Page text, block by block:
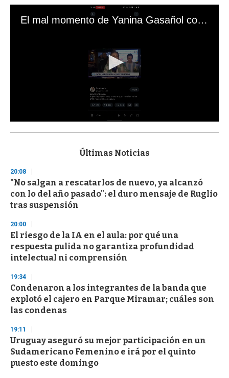
El mal momento de Yanina Gasañol con un hincha argentino en "Subrayado"
s
d
s
o
f
3
s
e
c
o
n
s
Últimas Noticias
20:08
"No salgan a rescatarlos de nuevo, ya alcanzó
con lo del año pasado": el duro mensaje de Ruglio
tras suspensión
20:00
El riesgo de la IA en el aula: por qué una
respuesta pulida no garantiza profundidad
intelectual ni comprensión
19:34
Condenaron a los integrantes de la banda que
explotó el cajero en Parque Miramar; cuáles son
las condenas
19:11
Uruguay aseguró su mejor participación en un
Sudamericano Femenino e irá por el quinto
puesto este domingo